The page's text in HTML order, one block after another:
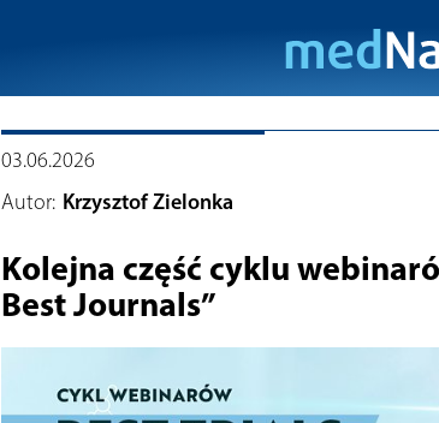
03.06.2026
Autor: Krzysztof Zielonka
Kolejna część cyklu
Best Journals”